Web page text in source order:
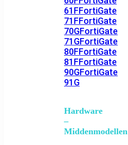
61FFortiGate
71FFortiGate
70GFortiGate
71GFortiGate
80FFortiGate
81FFortiGate
90GFortiGate
91G
Hardware
–
Middenmodellen